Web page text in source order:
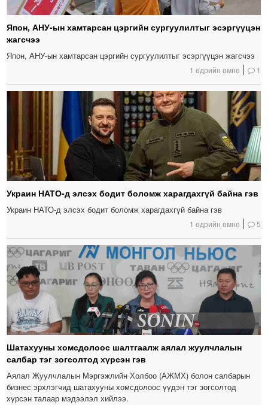
Япон, АНУ-ын хамтарсан цэргийн сургуулилтыг эсэргүүцэн
жагсчээ
Япон, АНУ-ын хамтарсан цэргийн сургуулилтыг эсэргүүцэн жагсчээ
1 өдрийн өмнө 1
Украин НАТО-д элсэх бодит боломж харагдахгүй байна гэв
Украин НАТО-д элсэх бодит боломж харагдахгүй байна гэв
1 өдрийн өмнө 5
Шатахууны хомсдолоос шалтгаалж аялал жуулчлалын
салбар тэг зогсолтод хүрсэн гэв
Аялал Жуулчлалын Мэргэжлийн Холбоо (АЖМХ) болон салбарын
бизнес эрхлэгчид шатахууны хомсдолоос үүдэн тэг зогсолтод
хүрсэн талаар мэдээлэл хийлээ.